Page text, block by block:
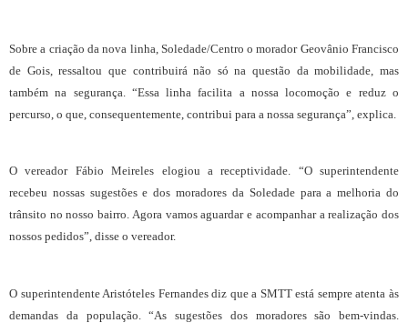
Sobre a criação da nova linha, Soledade/Centro o morador Geovânio Francisco
de Gois, ressaltou que contribuirá não só na questão da mobilidade, mas
também na segurança. “Essa linha facilita a nossa locomoção e reduz o
percurso, o que, consequentemente, contribui para a nossa segurança”, explica.
O vereador Fábio Meireles elogiou a receptividade. “O superintendente
recebeu nossas sugestões e dos moradores da Soledade para a melhoria do
trânsito no nosso bairro. Agora vamos aguardar e acompanhar a realização dos
nossos pedidos”, disse o vereador.
O superintendente Aristóteles Fernandes diz que a SMTT está sempre atenta às
demandas da população. “As sugestões dos moradores são bem-vindas.